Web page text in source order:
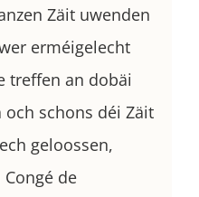
Zäit uwenden
erméigelecht
treffen an dobäi
och schons déi Zäit
geloossen,
de